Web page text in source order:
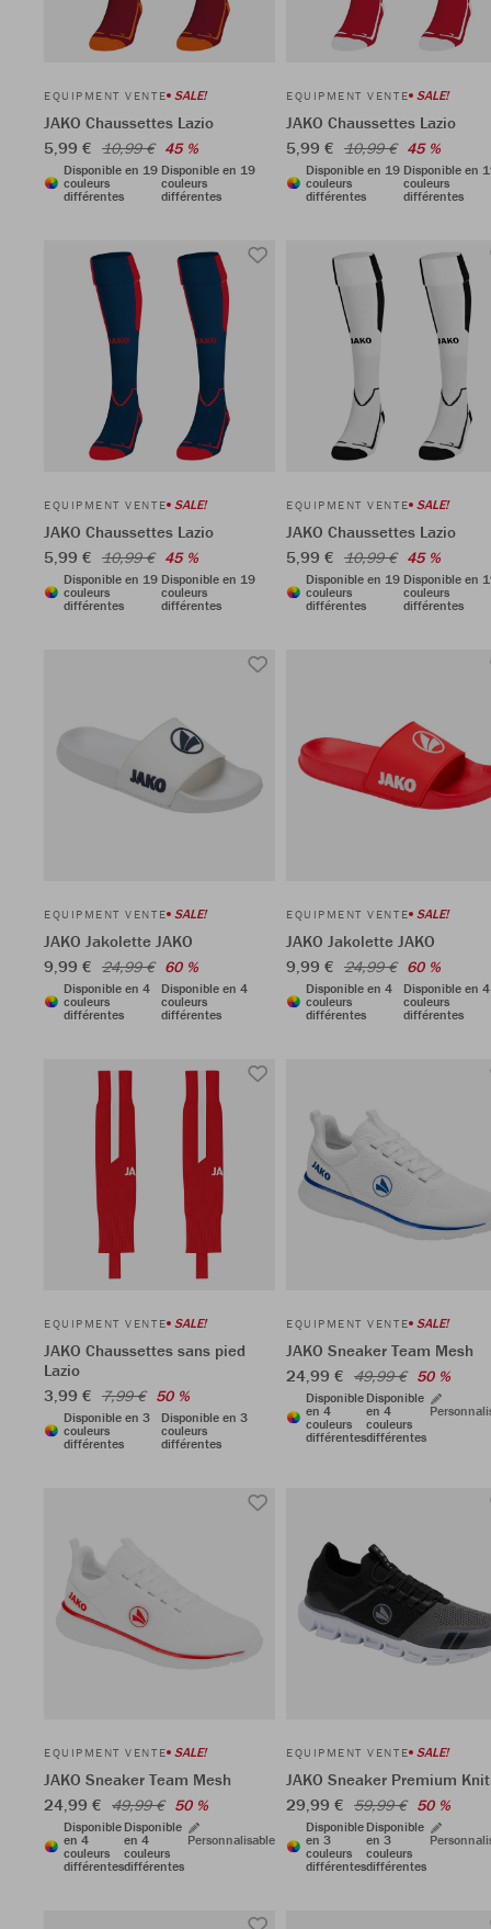
EQUIPMENT VENTE SALE!
JAKO Chaussettes Lazio
5,99 € 10,99 € 45 %
Disponible en 19
couleurs
différentes
Disponible en 19
couleurs
différentes
EQUIPMENT VENTE SALE!
JAKO Chaussettes Lazio
5,99 € 10,99 € 45 %
Disponible en 19
couleurs
différentes
Disponible en
couleurs
différentes
EQUIPMENT VENTE SALE!
JAKO Chaussettes Lazio
5,99 € 10,99 € 45 %
Disponible en 19
couleurs
différentes
Disponible en 19
couleurs
différentes
EQUIPMENT VENTE SALE!
JAKO Chaussettes Lazio
5,99 € 10,99 € 45 %
Disponible en 19
couleurs
différentes
Disponible en
couleurs
différentes
EQUIPMENT VENTE SALE!
JAKO Jakolette JAKO
9,99 € 24,99 € 60 %
Disponible en 4
couleurs
différentes
Disponible en 4
couleurs
différentes
EQUIPMENT VENTE SALE!
JAKO Jakolette JAKO
9,99 € 24,99 € 60 %
Disponible en 4
couleurs
différentes
Disponible en 4
couleurs
différentes
EQUIPMENT VENTE SALE!
JAKO Chaussettes sans pied
Lazio
3,99 € 7,99 € 50 %
Disponible en 3
couleurs
différentes
Disponible en 3
couleurs
différentes
EQUIPMENT VENTE SALE!
JAKO Sneaker Team Mesh
24,99 € 49,99 € 50 %
Disponible
en 4
couleurs
différentes
Disponible
en 4
couleurs
différentes
EQUIPMENT VENTE SALE!
JAKO Sneaker Team Mesh
24,99 € 49,99 € 50 %
Disponible
en 4
couleurs
différentes
Disponible
en 4
couleurs
différentes
Personnalisable
EQUIPMENT VENTE SALE!
JAKO Sneaker Premium Knit
29,99 € 59,99 € 50 %
Disponible
en 3
couleurs
différentes
Disponible
en 3
couleurs
différentes